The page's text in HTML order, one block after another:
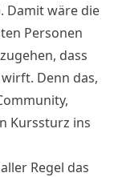
Damit wäre die
Personen
dass
Denn das,
Kurssturz ins
Regel das